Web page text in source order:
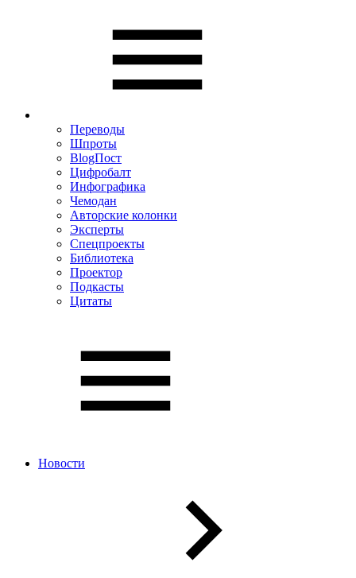
Переводы
Шпроты
BlogПост
Цифробалт
Инфографика
Чемодан
Авторские колонки
Эксперты
Спецпроекты
Библиотека
Проектор
Подкасты
Цитаты
Новости